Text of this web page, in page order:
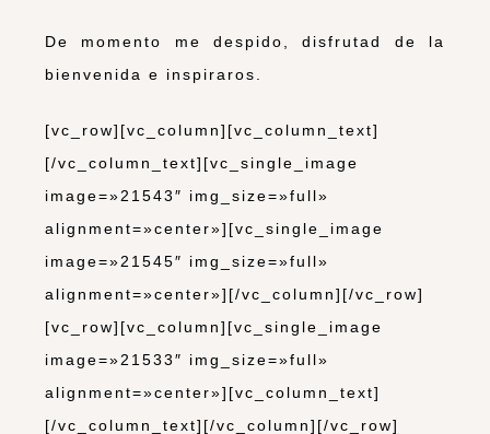
De momento me despido, disfrutad de la
bienvenida e inspiraros.
[vc_row][vc_column][vc_column_text]
[/vc_column_text][vc_single_image
image=»21543″ img_size=»full»
alignment=»center»][vc_single_image
image=»21545″ img_size=»full»
alignment=»center»][/vc_column][/vc_row]
[vc_row][vc_column][vc_single_image
image=»21533″ img_size=»full»
alignment=»center»][vc_column_text]
[/vc_column_text][/vc_column][/vc_row]